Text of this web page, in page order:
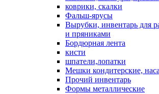
коврики, скалки
Фальш-ярусы
Вырубки, инвентарь для
и пряниками
Бордюрная лента
кисти
шпатели,лопатки
Мешки кондитерские,
Прочий инвентарь
Формы металлические